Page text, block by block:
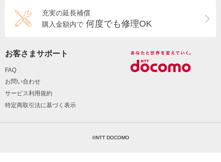
充実の延長補償
購入金額内で 何度でも修理OK
お客さまサポート
FAQ
お問い合わせ
サービス利用規約
特定商取引法に基づく表示
©NTT DOCOMO